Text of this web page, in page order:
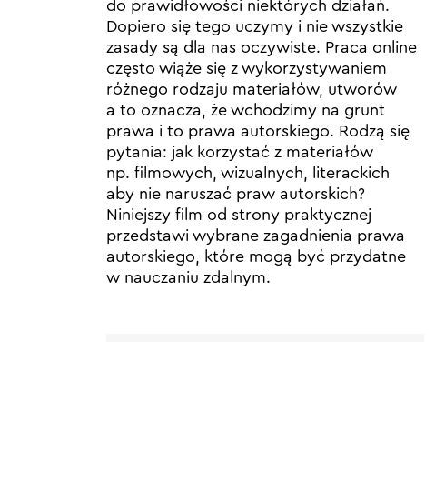
do prawidłowości niektórych działań.
Dopiero się tego uczymy i nie wszystkie
zasady są dla nas oczywiste. Praca online
często wiąże się z wykorzystywaniem
różnego rodzaju materiałów, utworów
a to oznacza, że wchodzimy na grunt
prawa i to prawa autorskiego. Rodzą się
pytania: jak korzystać z materiałów
np. filmowych, wizualnych, literackich
aby nie naruszać praw autorskich?
Niniejszy film od strony praktycznej
przedstawi wybrane zagadnienia prawa
autorskiego, które mogą być przydatne
w nauczaniu zdalnym.